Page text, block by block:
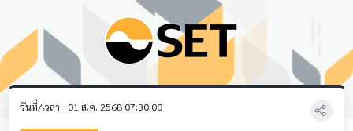
วันที่/เวลา 01 ส.ค. 2568 07:30:00